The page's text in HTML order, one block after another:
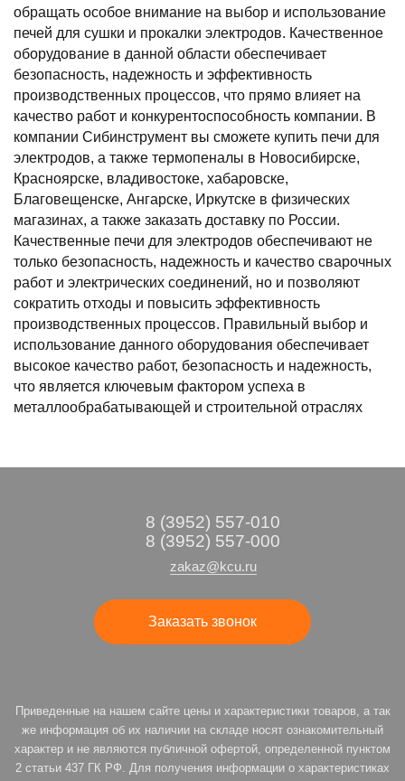
обращать особое внимание на выбор и использование
печей для сушки и прокалки электродов. Качественное
оборудование в данной области обеспечивает
безопасность, надежность и эффективность
производственных процессов, что прямо влияет на
качество работ и конкурентоспособность компании. В
компании Сибинструмент вы сможете купить печи для
электродов, а также термопеналы в Новосибирске,
Красноярске, владивостоке, хабаровске,
Благовещенске, Ангарске, Иркутске в физических
магазинах, а также заказать доставку по России.
Качественные печи для электродов обеспечивают не
только безопасность, надежность и качество сварочных
работ и электрических соединений, но и позволяют
сократить отходы и повысить эффективность
производственных процессов. Правильный выбор и
использование данного оборудования обеспечивает
высокое качество работ, безопасность и надежность,
что является ключевым фактором успеха в
металлообрабатывающей и строительной отраслях
8 (3952) 557-010
8 (3952) 557-000
zakaz@kcu.ru
Заказать звонок
Приведенные на нашем сайте цены и характеристики товаров, а так
же информация об их наличии на складе носят ознакомительный
характер и не являются публичной офертой, определенной пунктом
2 статьи 437 ГК РФ. Для получения информации о характеристиках